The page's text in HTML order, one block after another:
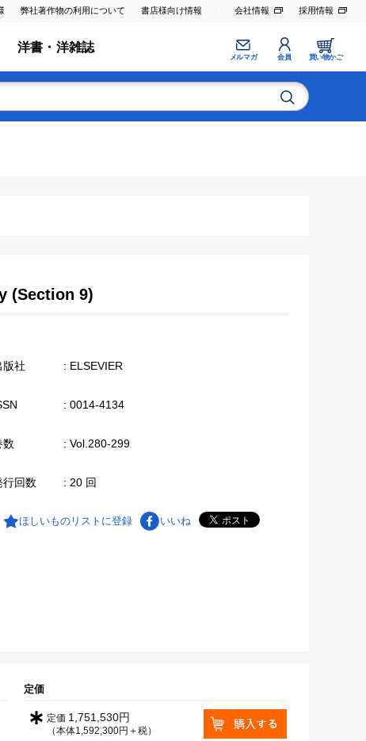
弊社著作物の利用について 書店様向け情報 会社情報 採用情報
洋書・洋雑誌
メルマガ 会員 買い物かご
(Section 9)
版社 : ELSEVIER
: 0014-4134
数 : Vol.280-299
行回数 : 20 回
ほしいものリストに登録 いいね
定価
∗ 定価 1,751,530円
（本体1,592,300円＋税）